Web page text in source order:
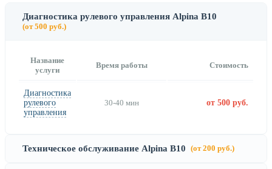
Диагностика рулевого управления Alpina B10
(от 500 руб.)
Название
услуги
Время работы Стоимость
Диагностика
рулевого
управления
30-40 мин от 500 руб.
Техническое обслуживание Alpina B10 (от 200 руб.)